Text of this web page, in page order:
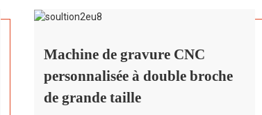
Machine de gravure CNC
personnalisée à double broche
de grande taille